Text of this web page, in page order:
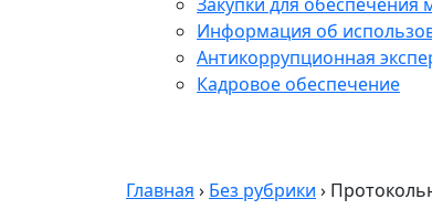
Информация об
Антикоррупционная
Кадровое обеспечение
Главная › Без рубрики ›